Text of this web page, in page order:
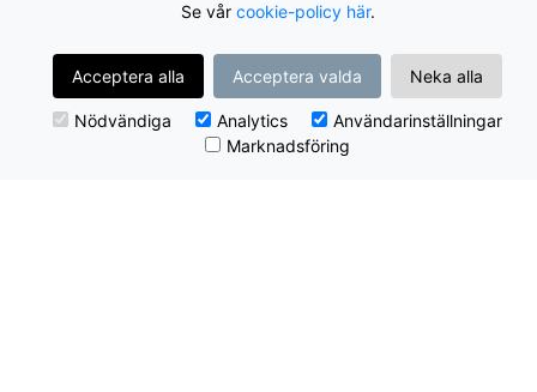
Se vår cookie-policy här.
Acceptera alla Acceptera valda Neka alla
Nödvändiga Analytics
Användarinställningar
Marknadsföring